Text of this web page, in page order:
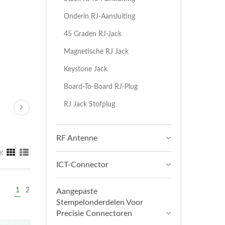
1 2
Onderin RJ-Aansluiting
45 Graden RJ-Jack
Magnetische RJ Jack
Keystone Jack
Board-To-Board RJ-Plug
RJ Jack Stofplug
RF Antenne
ICT-Connector
Aangepaste
Stempelonderdelen Voor
Precisie Connectoren